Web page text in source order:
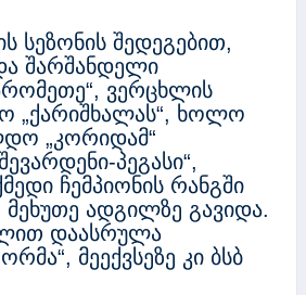
სეზონის შედეგებით,
შარშანდელი
ვერცხლის
„ქარიშხალას“, ხოლო
„კორიდამ“
პეგასი“,
ჩემპიონის რანგში
მეხუთე ადგილზე გავიდა.
დაასრულა
მეექვსეზე კი ბსბ